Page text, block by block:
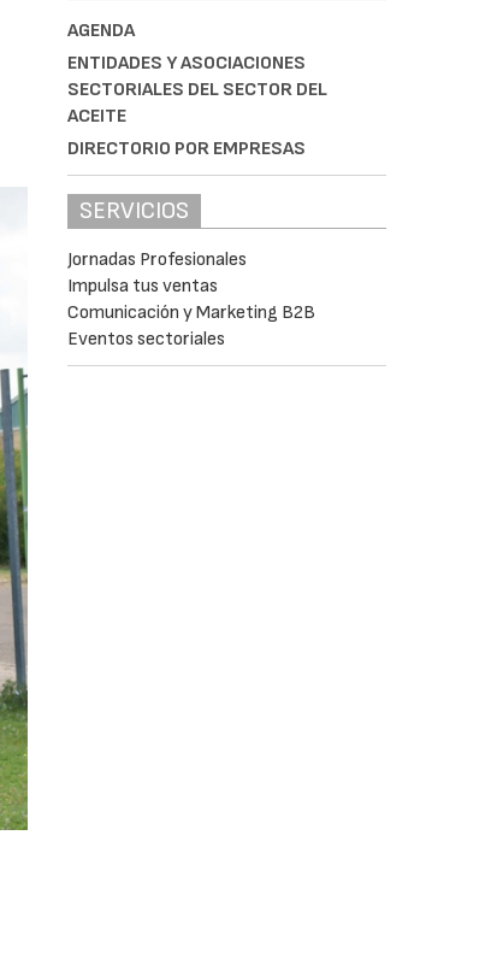
AGENDA
ENTIDADES Y ASOCIACIONES
SECTORIALES DEL SECTOR DEL
ACEITE
DIRECTORIO POR EMPRESAS
SERVICIOS
Jornadas Profesionales
Impulsa tus ventas
Comunicación y Marketing B2B
Eventos sectoriales